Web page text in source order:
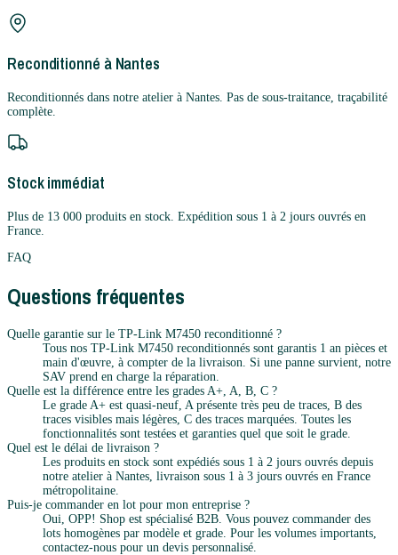
Reconditionné à Nantes
Reconditionnés dans notre atelier à Nantes. Pas de sous-traitance, traçabilité
complète.
Stock immédiat
Plus de 13 000 produits en stock. Expédition sous 1 à 2 jours ouvrés en
France.
FAQ
Questions fréquentes
Quelle garantie sur le TP-Link M7450 reconditionné ?
Tous nos TP-Link M7450 reconditionnés sont garantis 1 an pièces et
main d'œuvre, à compter de la livraison. Si une panne survient, notre
SAV prend en charge la réparation.
Quelle est la différence entre les grades A+, A, B, C ?
Le grade A+ est quasi-neuf, A présente très peu de traces, B des
traces visibles mais légères, C des traces marquées. Toutes les
fonctionnalités sont testées et garanties quel que soit le grade.
Quel est le délai de livraison ?
Les produits en stock sont expédiés sous 1 à 2 jours ouvrés depuis
notre atelier à Nantes, livraison sous 1 à 3 jours ouvrés en France
métropolitaine.
Puis-je commander en lot pour mon entreprise ?
Oui, OPP! Shop est spécialisé B2B. Vous pouvez commander des
lots homogènes par modèle et grade. Pour les volumes importants,
contactez-nous pour un devis personnalisé.